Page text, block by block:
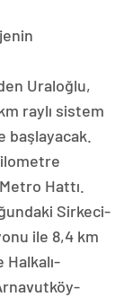
Uraloğlu,
raylı sistem
başlayacak.
Hattı.
Sirkeci-
ile 8,4 km
Halkalı-